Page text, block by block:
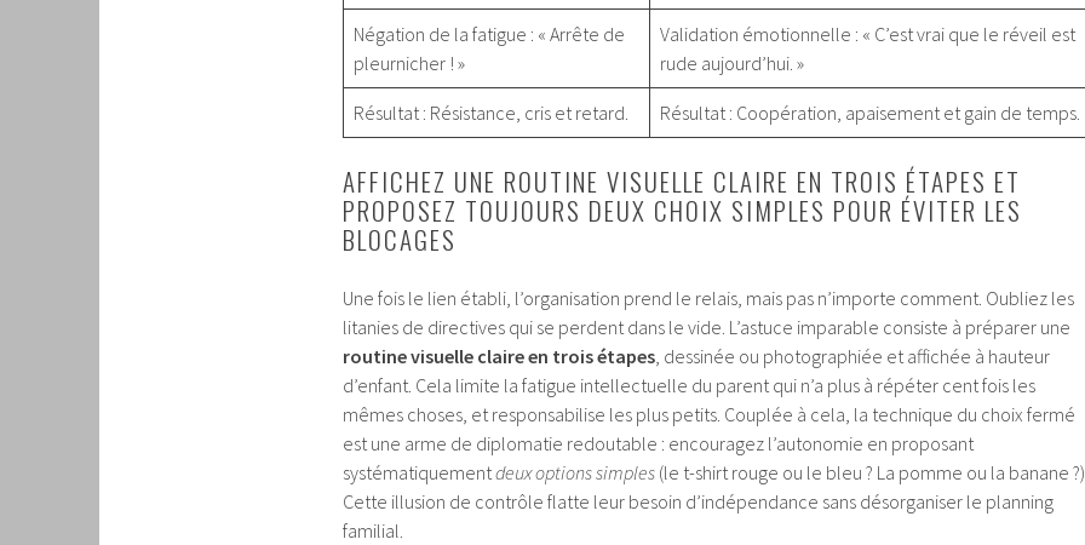
Négation de la fatigue : « Arrête de
pleurnicher ! »
Validation émotionnelle : « C’est vrai que le réveil est
rude aujourd’hui. »
Résultat : Résistance, cris et retard. Résultat : Coopération, apaisement et gain de temps.
AFFICHEZ UNE ROUTINE VISUELLE CLAIRE EN TROIS ÉTAPES ET
PROPOSEZ TOUJOURS DEUX CHOIX SIMPLES POUR ÉVITER LES
BLOCAGES
Une fois le lien établi, l’organisation prend le relais, mais pas n’importe comment. Oubliez les
litanies de directives qui se perdent dans le vide. L’astuce imparable consiste à préparer une
routine visuelle claire en trois étapes, dessinée ou photographiée et affichée à hauteur
d’enfant. Cela limite la fatigue intellectuelle du parent qui n’a plus à répéter cent fois les
mêmes choses, et responsabilise les plus petits. Couplée à cela, la technique du choix fermé
est une arme de diplomatie redoutable : encouragez l’autonomie en proposant
systématiquementdeux options simples (le t-shirt rouge ou le bleu ? La pomme ou la banane
Cette illusion de contrôle flatte leur besoin d’indépendance sans désorganiser le planning
familial.